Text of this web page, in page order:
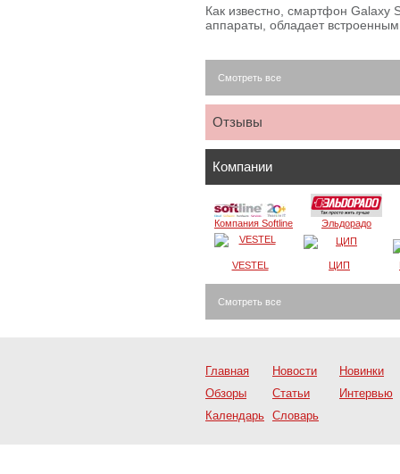
Как известно, смартфон Galaxy
аппараты, обладает
Смотреть все
Отзывы
Компании
Компания Softline Эльдорадо
VESTEL ЦИП
Смотреть все
Главная Новости
Новинки
Обзоры
Статьи
Интервью
Календарь Словарь